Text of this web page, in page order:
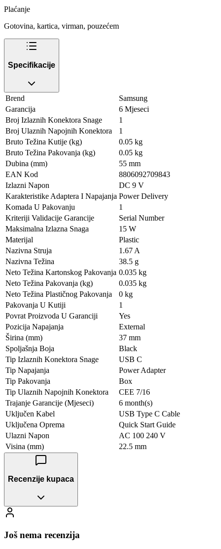
Plaćanje
Gotovina, kartica, virman, pouzećem
Specifikacije
Brend
Samsung
Garancija
6 Mjeseci
Broj Izlaznih Konektora Snage
1
Broj Ulaznih Napojnih Konektora
1
Bruto Težina Kutije (kg)
0.05 kg
Bruto Težina Pakovanja (kg)
0.05 kg
Dubina (mm)
55 mm
EAN Kod
8806092709843
Izlazni Napon
DC 9 V
Karakteristike Adaptera I Napajanja Power Delivery
Komada U Pakovanju
1
Kriteriji Validacije Garancije
Serial Number
Maksimalna Izlazna Snaga
15 W
Materijal
Plastic
Nazivna Struja
1.67 A
Nazivna Težina
38.5 g
Neto Težina Kartonskog Pakovanja 0.035 kg
Neto Težina Pakovanja (kg)
0.035 kg
Neto Težina Plastičnog Pakovanja
0 kg
Pakovanja U Kutiji
1
Povrat Proizvoda U Garanciji
Yes
Pozicija Napajanja
External
Širina (mm)
37 mm
Spoljašnja Boja
Black
Tip Izlaznih Konektora Snage
USB C
Tip Napajanja
Power Adapter
Tip Pakovanja
Box
Tip Ulaznih Napojnih Konektora
CEE 7/16
Trajanje Garancije (Mjeseci)
6 month(s)
Uključen Kabel
USB Type C Cable
Uključena Oprema
Quick Start Guide
Ulazni Napon
AC 100 240 V
Visina (mm)
22.5 mm
Recenzije kupaca
Još nema recenzija